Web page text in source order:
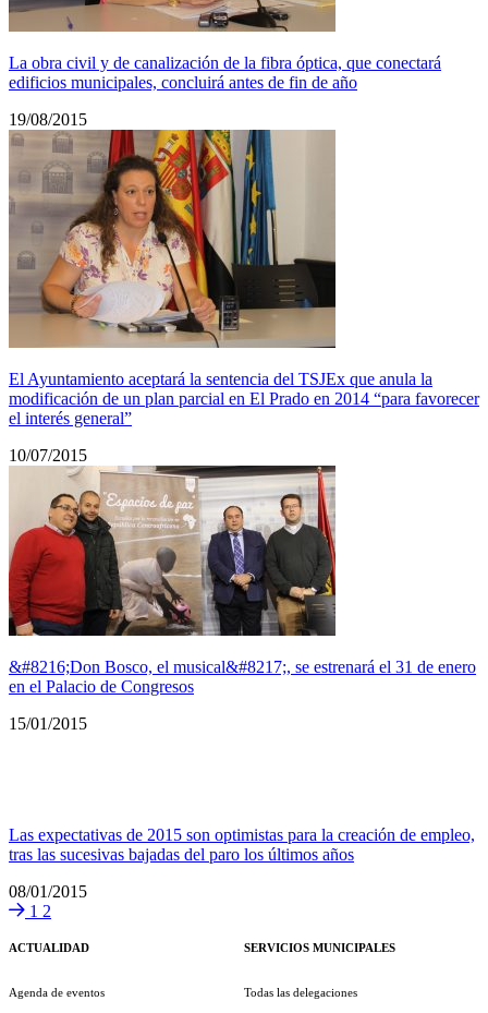
La obra civil y de canalización de la fibra óptica, que conectará
edificios municipales, concluirá antes de fin de año
19/08/2015
El Ayuntamiento aceptará la sentencia del TSJEx que anula la
modificación de un plan parcial en El Prado en 2014 “para favorecer
el interés general”
10/07/2015
&#8216;Don Bosco, el musical&#8217;, se estrenará el 31 de enero
en el Palacio de Congresos
15/01/2015
Las expectativas de 2015 son optimistas para la creación de empleo,
tras las sucesivas bajadas del paro los últimos años
08/01/2015
1 2
ACTUALIDAD
Agenda de eventos
SERVICIOS MUNICIPALES
Todas las delegaciones